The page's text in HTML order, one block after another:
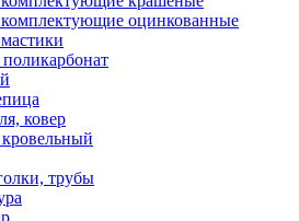
оцинкованные
ковер
трубы